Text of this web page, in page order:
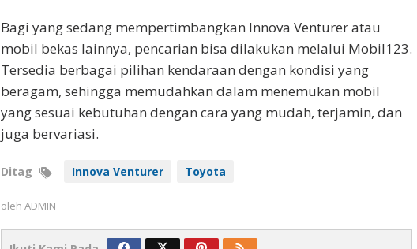
Bagi yang sedang mempertimbangkan Innova Venturer atau
mobil bekas lainnya, pencarian bisa dilakukan melalui Mobil123.
Tersedia berbagai pilihan kendaraan dengan kondisi yang
beragam, sehingga memudahkan dalam menemukan mobil
yang sesuai kebutuhan dengan cara yang mudah, terjamin, dan
juga bervariasi.
Ditag Innova Venturer Toyota
oleh ADMIN